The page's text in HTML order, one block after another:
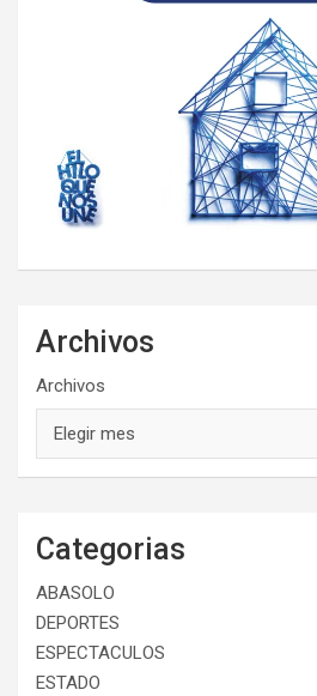
Archivos
Archivos
Categorias
ABASOLO
DEPORTES
ESPECTACULOS
ESTADO